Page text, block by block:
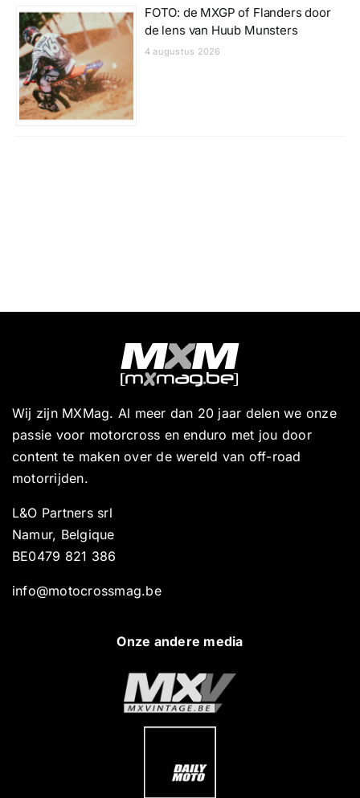
FOTO: de MXGP of Flanders door
de lens van Huub Munsters
4 augustus 2026
Wij zijn MXMag. Al meer dan 20 jaar delen we onze
passie voor motorcross en enduro met jou door
content te maken over de wereld van off-road
motorrijden.
L&O Partners srl
Namur, Belgique
BE0479 821 386
info@motocrossmag.be
Onze andere media